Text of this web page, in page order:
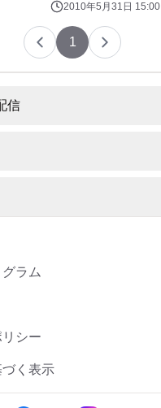
2010年5月31日 15:00
1
信
ラム
シー
く表示